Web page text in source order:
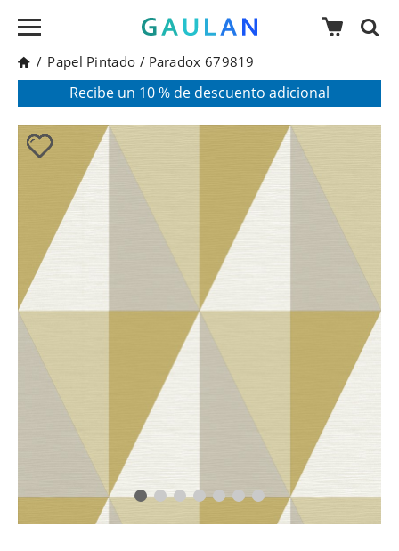
/ Papel Pintado / Paradox 679819
Pon en tu cesta el código:AGOSTO2026
Recibe un 10 % de descuento adicional
* Válido para pedidos superiores a 120€